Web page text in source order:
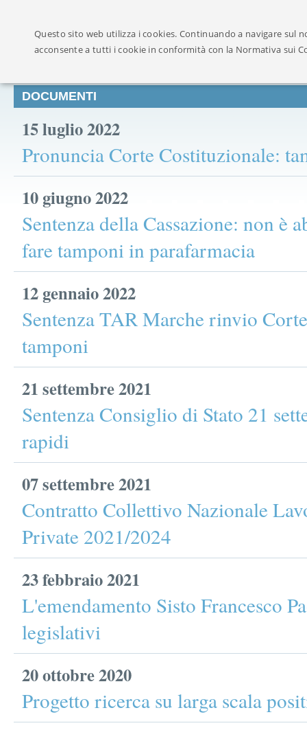
DOCUMENTI
15 luglio 2022
Pronuncia Corte Costituzionale:
10 giugno 2022
Sentenza della Cassazione: non è
fare tamponi in parafarmacia
12 gennaio 2022
Sentenza TAR Marche rinvio
tamponi
21 settembre 2021
Sentenza Consiglio di Stato 21
rapidi
07 settembre 2021
Contratto Collettivo Nazionale
Private 2021/2024
23 febbraio 2021
L'emendamento Sisto Francesco
legislativi
20 ottobre 2020
Progetto ricerca su larga scala
Questo sito web utilizza i cookies. Continuando a navigare sul
acconsente a tutti i cookie in conformità con la Normativa sui